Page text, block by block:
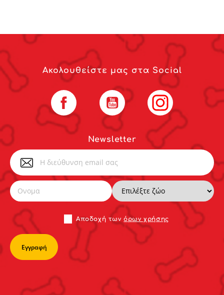
Newsletter
Αποδoχή τωνόρων χρήσης
Ακολουθείστε μας στα Social
Facebook YouTube Instagram